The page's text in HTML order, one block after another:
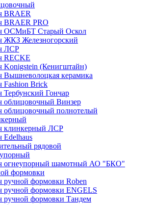
BRAER
BRAER PRO
ОСМиБТ Старый Оскол
ЖКЗ Железногорский
ЛСР
RECKE
Konigstein (Кенигштайн)
Вышневолоцкая керамика
Fashion Brick
Тербунский Гончар
облицовочный Винзер
облицовочный полнотелый
клинкерный ЛСР
Edelhaus
рядовой
огнеупорный шамотный АО "БКО"
формовки
ручной формовки Roben
ручной формовки ENGELS
ручной формовки Тандем